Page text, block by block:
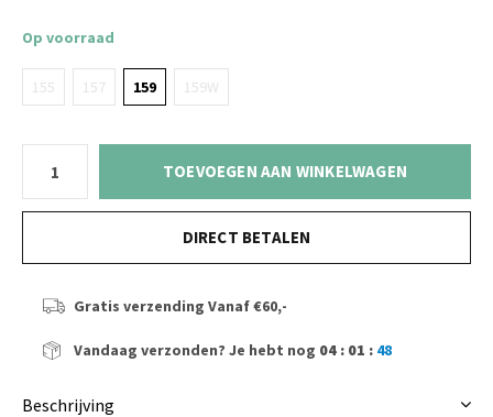
Op voorraad
155 157 159 159W
TOEVOEGEN AAN WINKELWAGEN
DIRECT BETALEN
Gratis verzending Vanaf €60,-
Vandaag verzonden? Je hebt nog 04 : 01 : 47
Beschrijving